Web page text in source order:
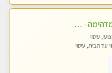
בחיפה -מעסה מדהימה - כל סוגי העיסויים מעסה מקצועית ואיכותית פרטי!!!
עיסוי
עד הבית, עיסוי